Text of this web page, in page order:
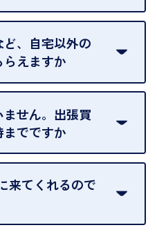
の同意があってもご利用い
、自宅以外の
えますか
引き受けできません。ご指
様への迷惑となることが考
せん。出張買
でですか
から19時です。
量によっては対応させてい
来てくれるので